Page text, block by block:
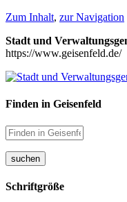
Zum Inhalt, zur Navigation
Stadt und
https://www.geisenfeld.de/
Finden in Geisenfeld
suchen
Schriftgröße